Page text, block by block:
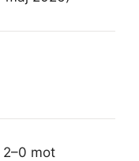
2–0 mot